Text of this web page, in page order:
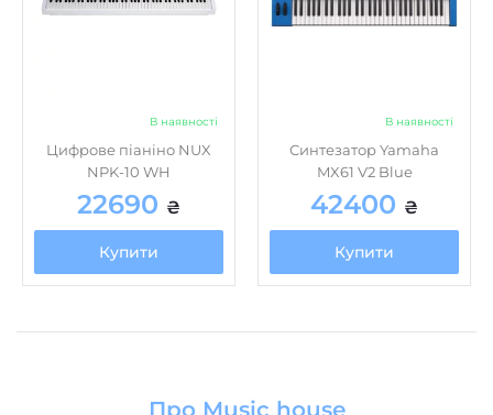
NPK-10 WH
22690₴
Купити
MX61 V2 Blue
42400₴
Купити